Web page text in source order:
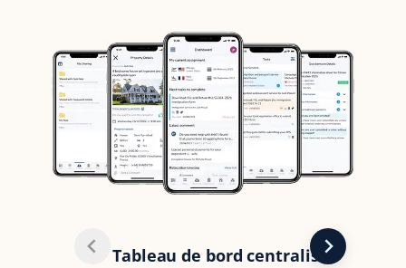
Tableau de bord centralisé